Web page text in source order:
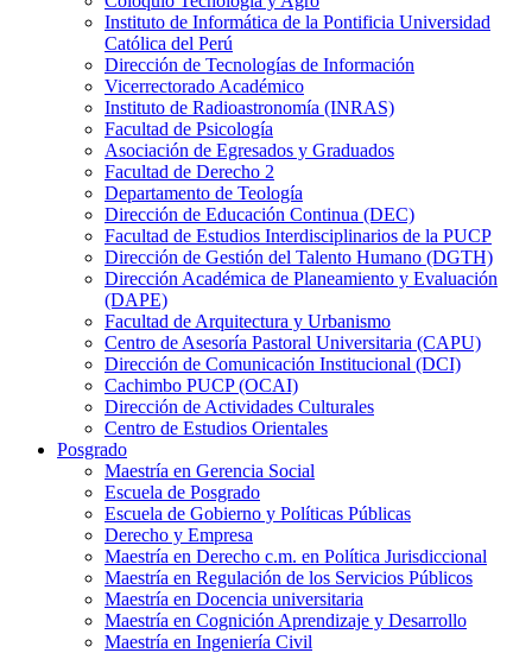
Instituto de Informática de la Pontificia Universidad
Católica del Perú
Dirección de Tecnologías de Información
Vicerrectorado Académico
Instituto de Radioastronomía (INRAS)
Facultad de Psicología
Asociación de Egresados y Graduados
Facultad de Derecho 2
Departamento de Teología
Dirección de Educación Continua (DEC)
Facultad de Estudios Interdisciplinarios de la PUCP
Dirección de Gestión del Talento Humano (DGTH)
Dirección Académica de Planeamiento y Evaluación
(DAPE)
Facultad de Arquitectura y Urbanismo
Centro de Asesoría Pastoral Universitaria (CAPU)
Dirección de Comunicación Institucional (DCI)
Cachimbo PUCP (OCAI)
Dirección de Actividades Culturales
Centro de Estudios Orientales
Posgrado
Maestría en Gerencia Social
Escuela de Posgrado
Escuela de Gobierno y Políticas Públicas
Derecho y Empresa
Maestría en Derecho c.m. en Política Jurisdiccional
Maestría en Regulación de los Servicios Públicos
Maestría en Docencia universitaria
Maestría en Cognición Aprendizaje y Desarrollo
Maestría en Ingeniería Civil